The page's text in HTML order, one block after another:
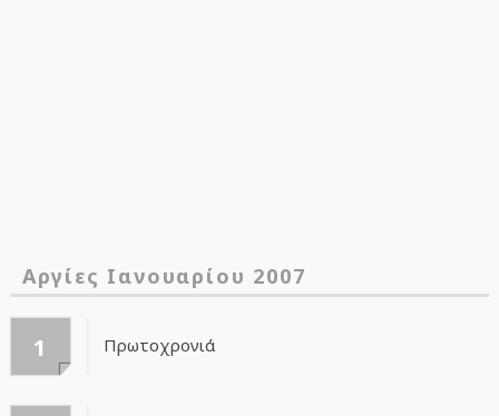
Αργίες Ιανουαρίου 2007
1 Πρωτοχρονιά